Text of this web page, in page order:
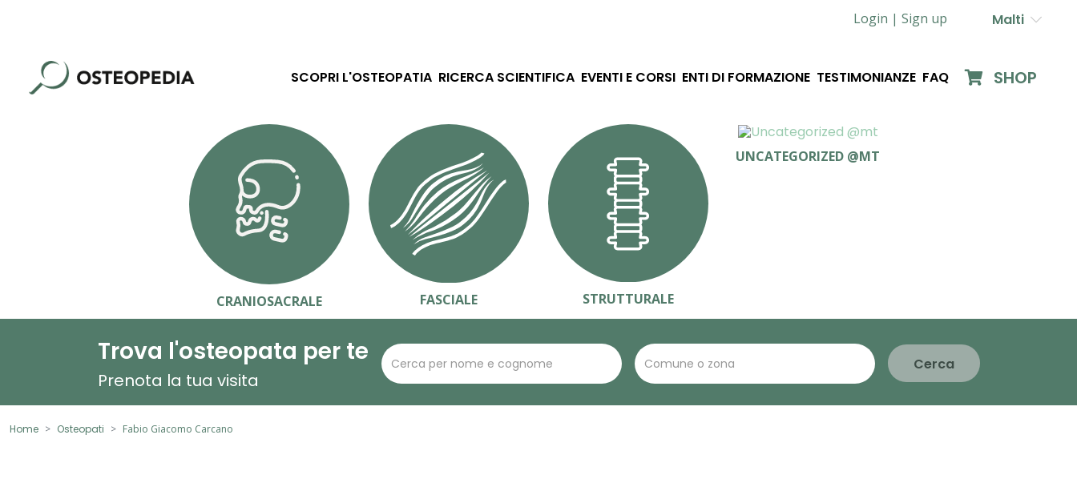
Login | Sign up Malti
SCOPRI L'OSTEOPATIA RICERCA SCIENTIFICA EVENTI E CORSI ENTI DI FORMAZIONE TESTIMONIANZE FAQ SHOP
CRANIOSACRALE FASCIALE STRUTTURALE
UNCATEGORIZED @MT
Trova l'osteopata per te
Prenota la tua visita
Cerca
Home Osteopati Fabio Giacomo Carcano